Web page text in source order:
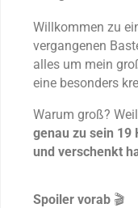
Willkommen zu
vergangenen
alles um mein
eine besonders
Warum groß?
genau zu sein 19
und verschenkt
Spoiler vorab 🎬